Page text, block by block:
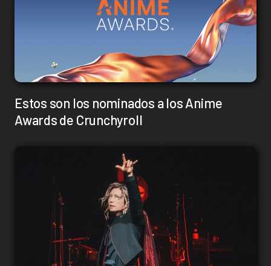
Estos son los nominados a los Anime
Awards de Crunchyroll